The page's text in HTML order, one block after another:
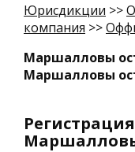
Юрисдикции >>
компания >>
Маршалловы
Маршалловы